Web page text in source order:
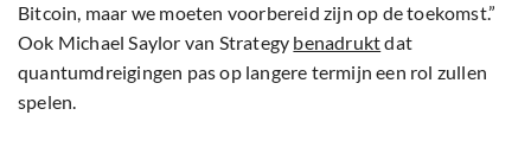
Bitcoin, maar we moeten voorbereid zijn op de toekomst.”
Ook Michael Saylor van Strategy benadruktdat
quantumdreigingen pas op langere termijn een rol zullen
spelen.